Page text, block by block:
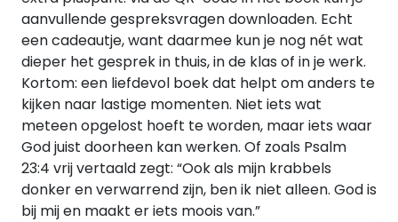
aanvullende gespreksvragen downloaden. Echt
een cadeautje, want daarmee kun je nog nét wat
dieper het gesprek in thuis, in de klas of in je werk.
Kortom: een liefdevol boek dat helpt om anders te
kijken naar lastige momenten. Niet iets wat
meteen opgelost hoeft te worden, maar iets waar
God juist doorheen kan werken. Of zoals Psalm
23:4 vrij vertaald zegt: “Ook als mijn krabbels
donker en verwarrend zijn, ben ik niet alleen. God is
bij mij en maakt er iets moois van.”